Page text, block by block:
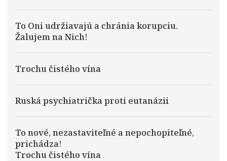
To Oni udržiavajú a chránia korupciu.
Žalujem na Nich!
Trochu čistého vína
Ruská psychiatrička proti eutanázii
To nové, nezastaviteľné a nepochopiteľné,
prichádza!
Trochu čistého vína